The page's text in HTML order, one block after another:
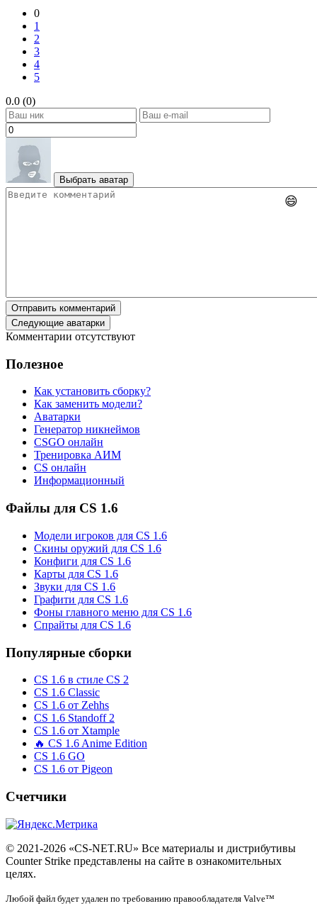
0
1
2
3
4
5
0.0 (0)
Выбрать аватар
😄
Отправить комментарий
Следующие аватарки
Комментарии отсутствуют
Полезное
Как установить сборку?
Как заменить модели?
Аватарки
Генератор никнеймов
CSGO онлайн
Тренировка АИМ
CS онлайн
Информационный
Файлы для CS 1.6
Модели игроков для CS 1.6
Скины оружий для CS 1.6
Конфиги для CS 1.6
Карты для CS 1.6
Звуки для CS 1.6
Графити для CS 1.6
Фоны главного меню для CS 1.6
Спрайты для CS 1.6
Популярные сборки
CS 1.6 в стиле CS 2
CS 1.6 Classic
CS 1.6 от Zehhs
CS 1.6 Standoff 2
CS 1.6 от Xtample
🔥 CS 1.6 Anime Edition
CS 1.6 GO
CS 1.6 от Pigeon
Счетчики
© 2021-2026 «CS-NET.RU» Все материалы и дистрибутивы
Counter Strike представлены на сайте в ознакомительных
целях.
Любой файл будет удален по требованию правообладателя Valve™